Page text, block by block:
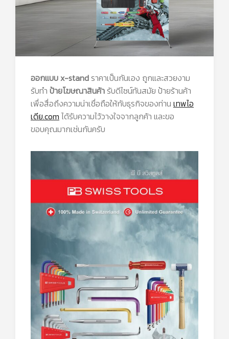
ออกแบบ x-standราคาเป็นกันเอง ถูกและสวยงาม
รับทำ ป้ายโฆษณาสินค้ารับดีไซน์ทันสมัย ป้ายร้านค้า
เพื่อสื่อถึงความน่าเชื่อถือให้กับธุรกิจของท่าน เทพไอ
เดีย.com ได้รับความไว้วางใจจากลูกค้า และขอ
ขอบคุณมากเช่นกันครับ